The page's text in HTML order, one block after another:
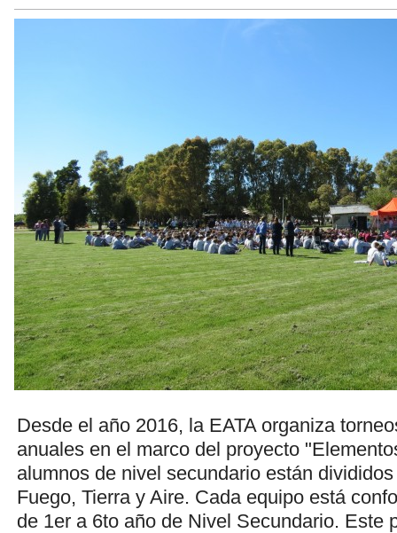
Desde el año 2016, la EATA organiza
anuales en el marco del proyecto
alumnos de nivel secundario están
Fuego, Tierra y Aire. Cada equipo está
de 1er a 6to año de Nivel Secundario. Este